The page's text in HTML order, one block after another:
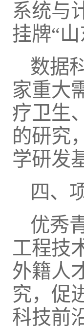
系统与
挂牌“
数据
家重大
疗卫生
的研究
学研发
四、
优秀
工程技
外籍人
究，促
科技前